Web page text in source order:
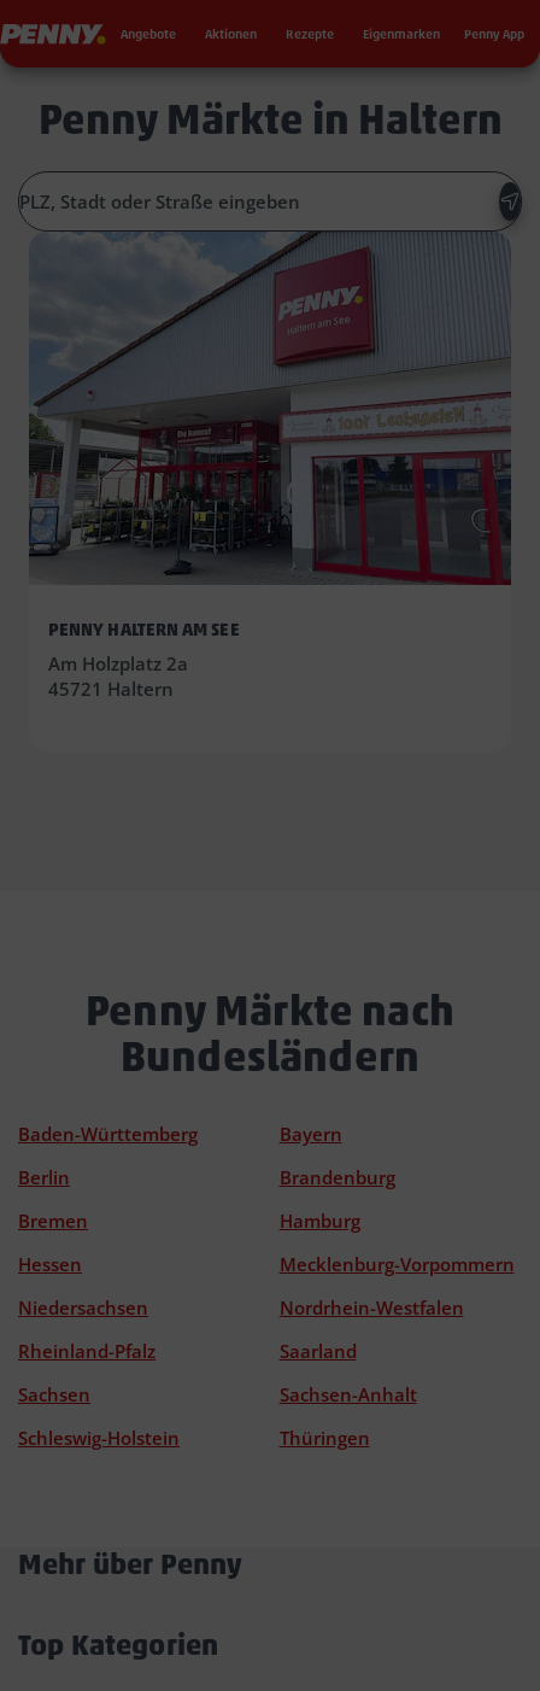
Penny Angebote Aktionen Rezepte Eigenmarken Penny App
Penny Märkte in Haltern
PENNY HALTERN AM SEE
Am Holzplatz 2a
45721 Haltern
Penny Märkte nach
Bundesländern
Baden-Württemberg
Bayern
Berlin
Brandenburg
Bremen
Hamburg
Hessen
Mecklenburg-Vorpommern
Niedersachsen
Nordrhein-Westfalen
Rheinland-Pfalz
Saarland
Sachsen
Sachsen-Anhalt
Schleswig-Holstein
Thüringen
Mehr über Penny
Top Kategorien